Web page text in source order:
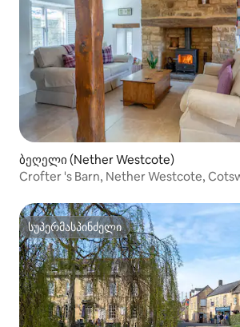
ბეღელი (Nether Westcote)
Crofter 's Barn, Nether Westcote,
სუპერმასპინძელი
სუპერმასპინძელი